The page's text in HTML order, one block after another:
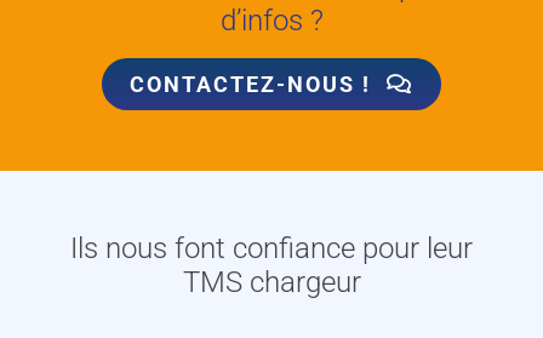
d’infos ?
CONTACTEZ-NOUS !
Ils nous font confiance pour leur
TMS chargeur